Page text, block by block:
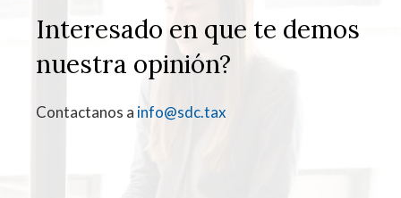
Interesado en que te demos
nuestra opinión?
Contactanos a info@sdc.tax